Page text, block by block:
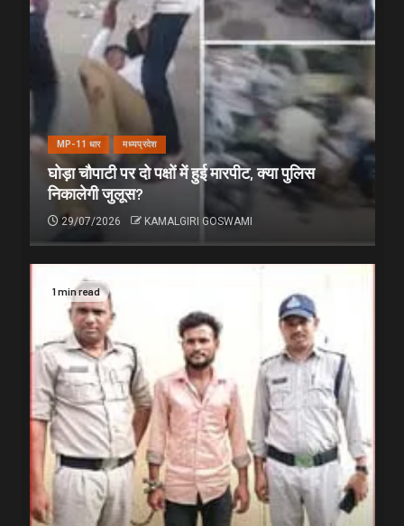
MP-11 धार मध्यप्रदेश
घोड़ा चौपाटी पर दो पक्षों में हुई मारपीट, क्या पुलिस
निकालेगी जुलूस?
29/07/2026 KAMALGIRI GOSWAMI
1 min read